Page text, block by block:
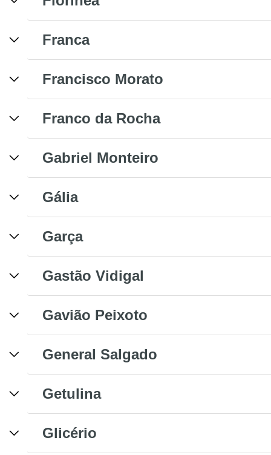
Franca
Francisco Morato
Franco da Rocha
Gabriel Monteiro
Gália
Garça
Gastão Vidigal
Gavião Peixoto
General Salgado
Getulina
Glicério